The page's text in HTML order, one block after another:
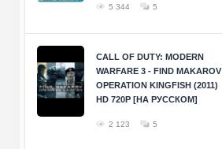
5 344 5
CALL OF DUTY: MODERN
WARFARE 3 - FIND MAKAROV
OPERATION KINGFISH (2011)
HD 720P [НА РУССКОМ]
2 123 5